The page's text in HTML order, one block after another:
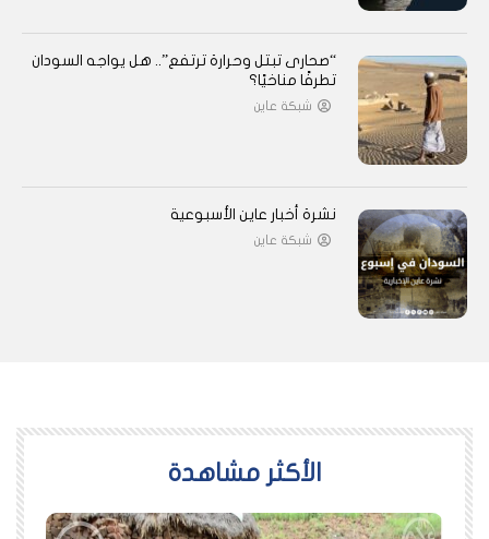
“صحارى تبتل وحرارة ترتفع”.. هل يواجه السودان
تطرفًا مناخيًا؟
شبكة عاين
نشرة أخبار عاين الأسبوعية
شبكة عاين
اﻷكثر مشاهدة